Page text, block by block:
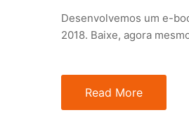
Desenvolvemos um e-
2018. Baixe, agora
Read More